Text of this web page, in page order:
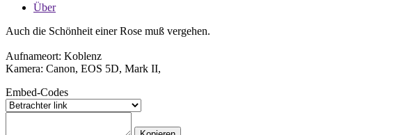
Über
Auch die Schönheit einer Rose muß vergehen.
Aufnameort: Koblenz
Kamera: Canon, EOS 5D, Mark II,
Embed-Codes